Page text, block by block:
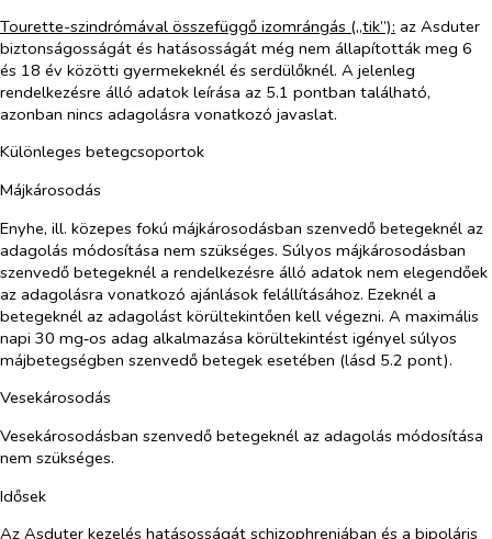
Tourette-szindrómával összefüggő izomrángás („tik”): az Asduter
biztonságosságát és hatásosságát még nem állapították meg 6
és 18 év közötti gyermekeknél és serdülőknél. A jelenleg
rendelkezésre álló adatok leírása az 5.1 pontban található,
azonban nincs adagolásra vonatkozó javaslat.
Különleges betegcsoportok
Májkárosodás
Enyhe, ill. közepes fokú májkárosodásban szenvedő betegeknél az
adagolás módosítása nem szükséges. Súlyos májkárosodásban
szenvedő betegeknél a rendelkezésre álló adatok nem elegendőek
az adagolásra vonatkozó ajánlások felállításához. Ezeknél a
betegeknél az adagolást körültekintően kell végezni. A maximális
napi 30 mg‑os adag alkalmazása körültekintést igényel súlyos
májbetegségben szenvedő betegek esetében (lásd 5.2 pont).
Vesekárosodás
Vesekárosodásban szenvedő betegeknél az adagolás módosítása
nem szükséges.
Idősek
Az Asduter kezelés hatásosságát schizophreniában és a bipoláris